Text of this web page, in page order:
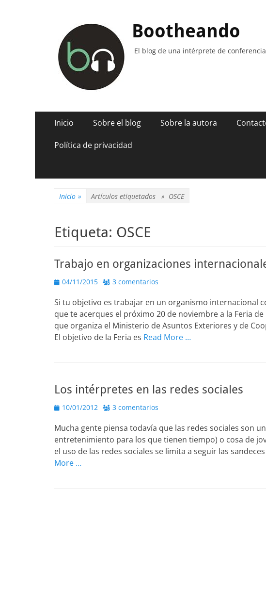
Bootheando
El blog de una intérprete de
Menú
Saltar
contenido
Inicio Sobre el blog Sobre la autora
Política de privacidad
Inicio » Artículos etiquetados » OSCE
Etiqueta: OSCE
Trabajo en organizaciones
Publicado
04/11/2015 3 comentarios
Si tu objetivo es trabajar en un organismo internacional
que te acerques el próximo 20 de noviembre a la Feria
que organiza el Ministerio de Asuntos Exteriores y de
El objetivo de la Feria es Read More …
Los intérpretes en las redes sociales
Publicado
10/01/2012 3 comentarios
Mucha gente piensa todavía que las redes sociales son
entretenimiento para los que tienen tiempo) o cosa de
el uso de las redes sociales se limita a seguir las
More …